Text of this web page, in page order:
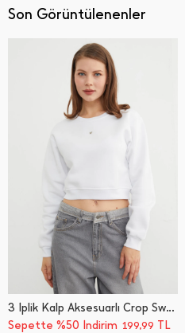
Son Görüntülenenler
3 İ̇plik Kalp Aksesuarlı Crop Sweatshirt
Sepette %50 İndirim 199,99 TL